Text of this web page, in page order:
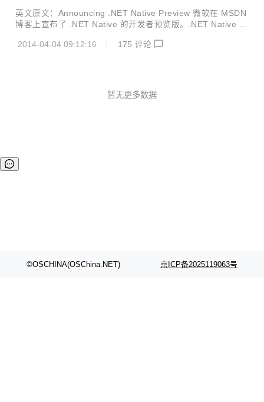
英文原文：Announcing .NET Native Preview 微软在 MSDN
博客上宣布了 .NET Native 的开发者预览版。.NET Native 可
受 C# 的高生产力，而且能拥有 C++ 般的性能。鱼与熊掌不
少。 目前开发者可以使用该开发者预览版构建基于 ARM 或 x
2014-04-04 09:12:16 175 评论
暂无更多数据
©OSCHINA(OSChina.NET) 京ICP备2025119063号